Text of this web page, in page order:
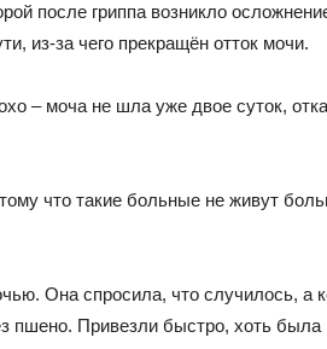
после гриппа возникло
из-за чего прекращён отток мочи.
– моча не шла уже двое суток,
что такие больные не живут
Она спросила, что случилось, а
пшено. Привезли быстро, хоть была